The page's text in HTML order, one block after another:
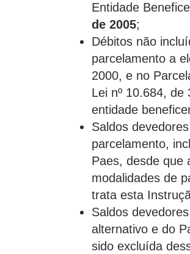
Entidade
de 2005;
Débitos não
parcelamento a
2000, e no
Lei nº 10.684,
entidade
Saldos
parcelamento,
Paes, desde que
modalidades de
trata esta
Saldos
alternativo e do
sido excluída